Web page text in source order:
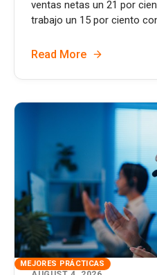
ventas netas un 21 por
trabajo un 15 por ciento
Read More
MEJORES PRÁCTICAS